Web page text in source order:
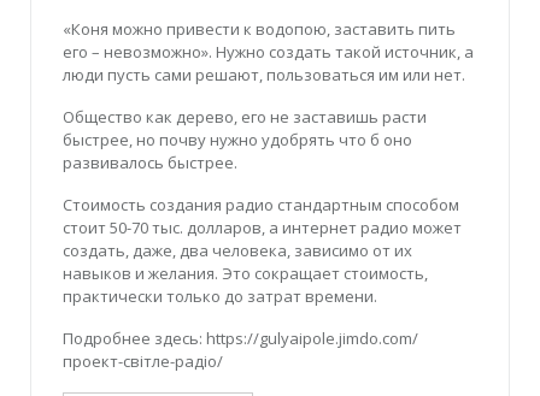
«Коня можно привести к водопою, заставить пить
его – невозможно». Нужно создать такой источник, а
люди пусть сами решают, пользоваться им или нет.
Общество как дерево, его не заставишь расти
быстрее, но почву нужно удобрять что б оно
развивалось быстрее.
Стоимость создания радио стандартным способом
стоит 50-70 тыс. долларов, а интернет радио может
создать, даже, два человека, зависимо от их
навыков и желания. Это сокращает стоимость,
практически только до затрат времени.
Подробнее здесь: https://gulyaipole.jimdo.com/
проект-світле-радіо/